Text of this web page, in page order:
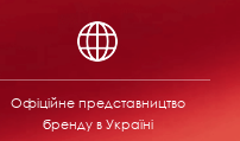
Офіційне представництво
бренду в Україні